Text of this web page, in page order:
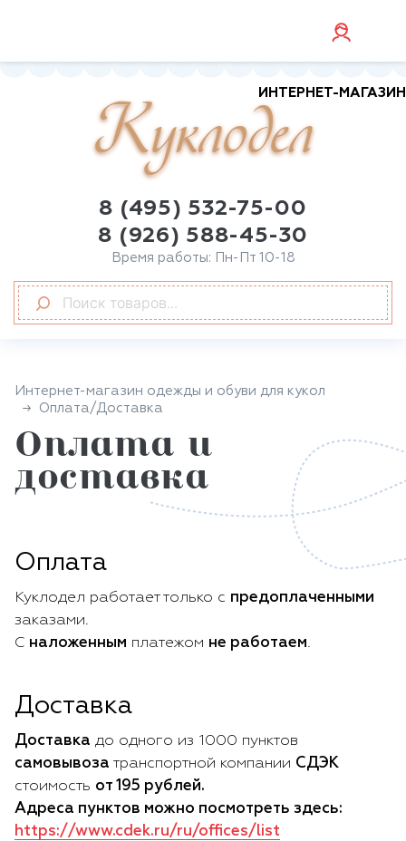
ИНТЕРНЕТ-МАГАЗИН
Куклодел
8 (495) 532-75-00
8 (926) 588-45-30
Время работы: Пн-Пт 10-18
Интернет-магазин одежды и обуви для кукол
Оплата/Доставка
Оплата и
доставка
Оплата
Куклодел работает только с предоплаченными
заказами.
С наложенным платежом не работаем.
Доставка
Доставка до одного из 1000 пунктов
самовывоза транспортной компании СДЭК
стоимость от 195 рублей.
Адреса пунктов можно посмотреть здесь:
https://www.cdek.ru/ru/offices/list